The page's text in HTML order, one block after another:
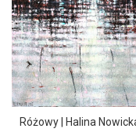
Różowy | Halina